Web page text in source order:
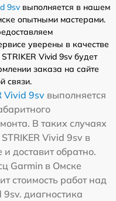
9svвыполняется в нашем
опытными мастерами.
уверены в качестве
Vivid 9sv будет
заказа на сайте
связи.
Vivid 9sv выполняется
В таких случаях
Vivid 9sv в
доставит обратно.
Garmin в Омске
стоимость работ над
9sv. диагностика